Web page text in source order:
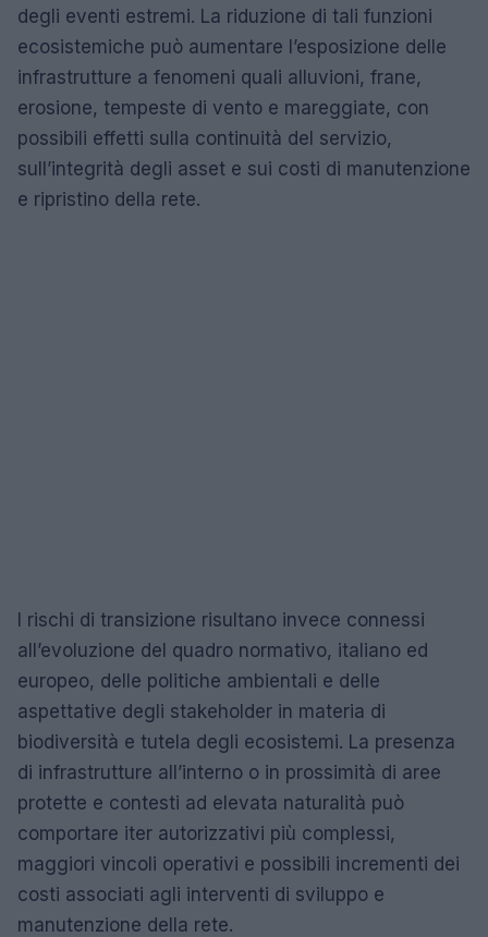
degli eventi estremi. La riduzione di tali funzioni
ecosistemiche può aumentare l’esposizione delle
infrastrutture a fenomeni quali alluvioni, frane,
erosione, tempeste di vento e mareggiate, con
possibili effetti sulla continuità del servizio,
sull’integrità degli asset e sui costi di manutenzione
e ripristino della rete.
I rischi di transizione risultano invece connessi
all’evoluzione del quadro normativo, italiano ed
europeo, delle politiche ambientali e delle
aspettative degli stakeholder in materia di
biodiversità e tutela degli ecosistemi. La presenza
di infrastrutture all’interno o in prossimità di aree
protette e contesti ad elevata naturalità può
comportare iter autorizzativi più complessi,
maggiori vincoli operativi e possibili incrementi dei
costi associati agli interventi di sviluppo e
manutenzione della rete.